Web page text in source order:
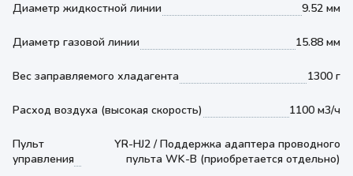
Диаметр жидкостной линии 9.52 мм
Диаметр газовой линии 15.88 мм
Вес заправляемого хладагента 1300 г
Расход воздуха (высокая скорость) 1100 м3/ч
Пульт
управления
YR-HJ2 / Поддержка адаптера проводного
пульта WK-B (приобретается отдельно)